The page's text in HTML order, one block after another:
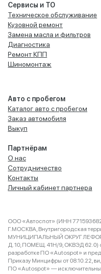
Сервисы и ТО
Техническое обслуживание
Кузовной ремонт
Замена масла и фильтров
Диагностика
Ремонт КПП
Шиномонтаж
Авто с пробегом
Каталог авто с пробегом
Заказ автомобиля
Выкуп
Партнёрам
О нас
Сотрудничество
Контакты
Личный кабинет партнера
ООО «Автоспот» (ИНН
Г.МОСКВА, Внутригородская
МУНИЦИПАЛЬНЫЙ ОКРУГ
Д. 10, ПОМЕЩ. 41Н/9, ОКВЭД 62.0)
разработке ПО «Autospot» и
Приказу Минцифры от 08.10.22,
ПО «Autospot» —